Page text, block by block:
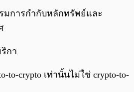
มการกำกับหลักทรัพย์และ
กา
crypto เท่านั้นไม่ใช่ crypto-to-